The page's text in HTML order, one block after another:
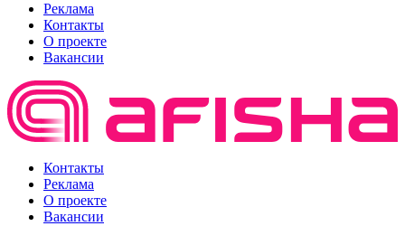
Реклама
Контакты
О проекте
Вакансии
Контакты
Реклама
О проекте
Вакансии